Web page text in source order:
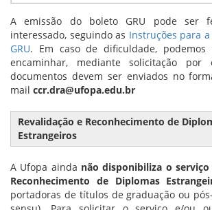
A emissão do boleto GRU pode ser
interessado, seguindo as Instruções para
GRU. Em caso de dificuldade,
encaminhar, mediante solicitação por
documentos devem ser enviados no
mail ccr.dra@ufopa.edu.br
Revalidação e Reconhecimento de
Estrangeiros
A Ufopa ainda não disponibiliza o
Reconhecimento de Diplomas
portadoras de títulos de graduação ou